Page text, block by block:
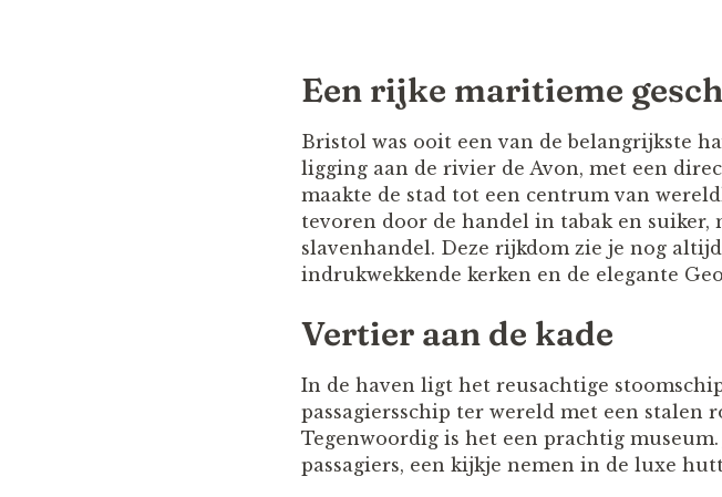
Een rijke maritieme
Bristol was ooit een van de belangrijkste
ligging aan de rivier de Avon, met een
maakte de stad tot een centrum van
tevoren door de handel in tabak en suiker,
slavenhandel. Deze rijkdom zie je nog
indrukwekkende kerken en de elegante
Vertier aan de kade
In de haven ligt het reusachtige
passagiersschip ter wereld met een stalen
Tegenwoordig is het een prachtig
passagiers, een kijkje nemen in de luxe